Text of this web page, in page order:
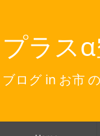
プラス
ブログ in お市